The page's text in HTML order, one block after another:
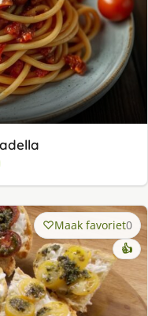
Maak favoriet0
👍